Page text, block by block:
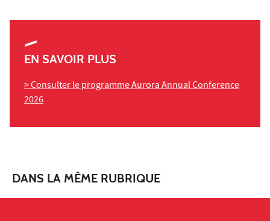
EN SAVOIR PLUS
>Consulter leprogramme Aurora Annual Conference
2026
DANS LA MÊME RUBRIQUE